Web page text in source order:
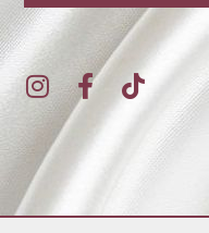
I
n
t
a
g
F
a
c
e
b
o
T
k